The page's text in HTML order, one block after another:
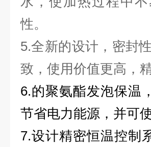
性。
5.全新的设计，密封
致，使用价值更高，
6.的聚氨酯发泡保温
节省电力能源，并可
7.设计精密恒温控制